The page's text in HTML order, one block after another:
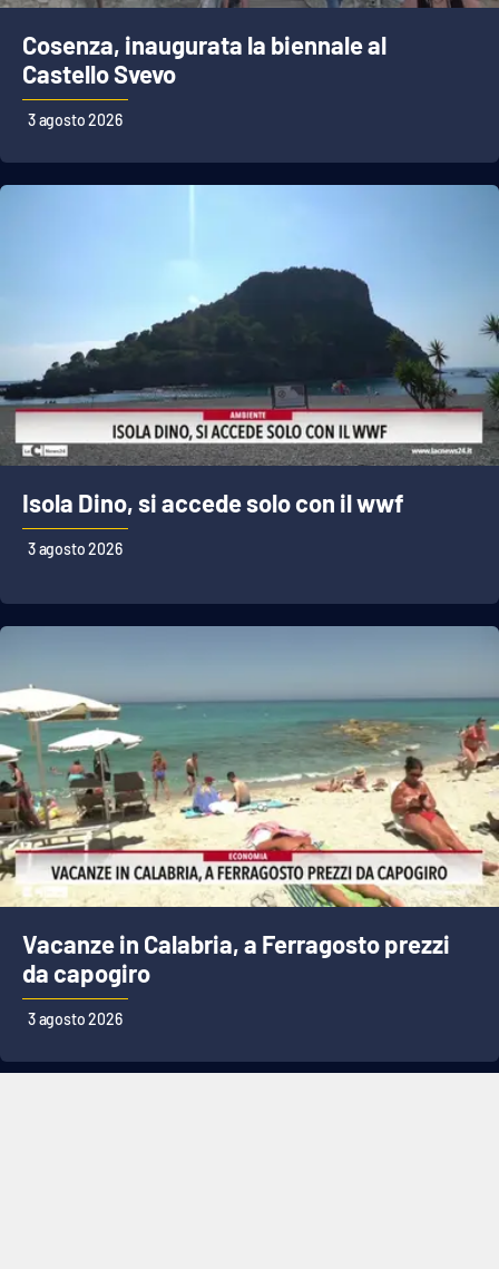
Cosenza, inaugurata la biennale al
Castello Svevo
3 agosto 2026
Isola Dino, si accede solo con il wwf
3 agosto 2026
Vacanze in Calabria, a Ferragosto prezzi
da capogiro
3 agosto 2026